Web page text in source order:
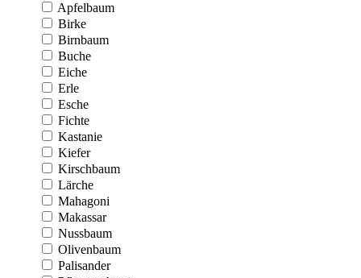
Apfelbaum
Birke
Birnbaum
Buche
Eiche
Erle
Esche
Fichte
Kastanie
Kiefer
Kirschbaum
Lärche
Mahagoni
Makassar
Nussbaum
Olivenbaum
Palisander